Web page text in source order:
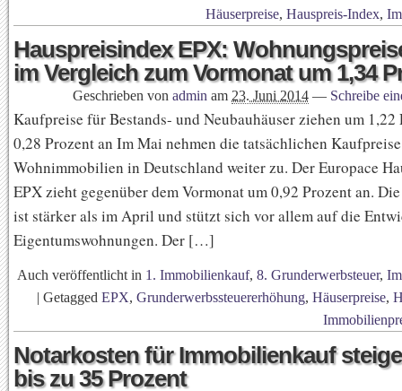
Häuserpreise, Hauspreis-Index,
Hauspreisindex EPX:
im Vergleich zum Vormonat um 1,34
Geschrieben von admin am 23. Juni 2014 — Schreibe
Kaufpreise für Bestands- und Neubauhäuser ziehen um 1,22
0,28 Prozent an Im Mai nehmen die tatsächlichen
Wohnimmobilien in Deutschland weiter zu. Der Europace
EPX zieht gegenüber dem Vormonat um 0,92 Prozent an.
ist stärker als im April und stützt sich vor allem auf die
Eigentumswohnungen. Der […]
Auch veröffentlicht in 1. Immobilienkauf, 8. Grunderwerbsteuer,
| Getagged EPX, Grunderwerbssteuererhöhung, Häuserpreise,
Notarkosten für Immobilienkauf
bis zu 35 Prozent